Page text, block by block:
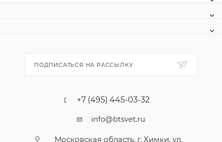
ПОДПИСАТЬСЯ НА РАССЫЛКУ
+7 (495) 445-03-32
info@btsvet.ru
Московская область, г. Химки, ул.